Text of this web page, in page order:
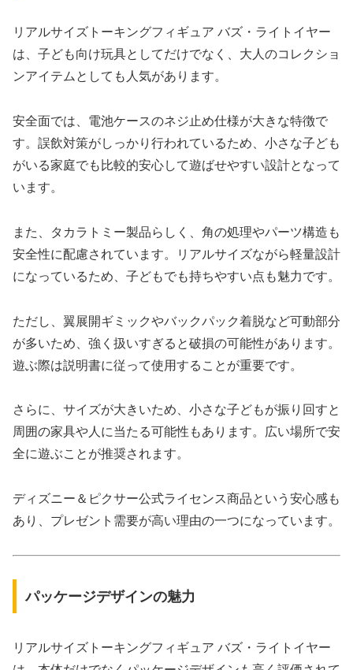
リアルサイズトーキングフィギュア バズ・ライトイヤー
は、子ども向け玩具としてだけでなく、大人のコレクショ
ンアイテムとしても人気があります。
安全面では、電池ケースのネジ止め仕様が大きな特徴で
す。誤飲対策がしっかり行われているため、小さな子ども
がいる家庭でも比較的安心して遊ばせやすい設計となって
います。
また、タカラトミー製品らしく、角の処理やパーツ構造も
安全性に配慮されています。リアルサイズながら軽量設計
になっているため、子どもでも持ちやすい点も魅力です。
ただし、翼展開ギミックやバックパック着脱など可動部分
が多いため、強く扱いすぎると破損の可能性があります。
遊ぶ際は説明書に従って使用することが重要です。
さらに、サイズが大きいため、小さな子どもが振り回すと
周囲の家具や人に当たる可能性もあります。広い場所で安
全に遊ぶことが推奨されます。
ディズニー＆ピクサー公式ライセンス商品という安心感も
あり、プレゼント需要が高い理由の一つになっています。
パッケージデザインの魅力
リアルサイズトーキングフィギュア バズ・ライトイヤー